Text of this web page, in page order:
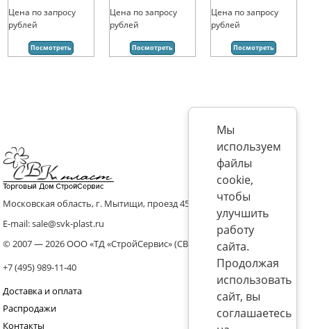
Цена по запросу
рублей
Посмотреть
Цена по запросу
рублей
Посмотреть
Цена по запросу
рублей
Посмотреть
Московская область, г. Мытищи, проезд 4536 владение 8, стр.10
E-mail: sale@svk-plast.ru
© 2007 — 2026 ООО «ТД «СтройСервис» (СВК)
+7 (495) 989-11-40
Доставка и оплата
Распродажи
Контакты
Мы
используем
файлы
cookie,
чтобы
улучшить
работу
сайта.
Продолжая
использовать
сайт, вы
соглашаетесь